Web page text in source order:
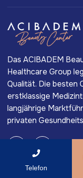
Das ACIBADEM
Healthcare Group
Qualität. Die besten
erstklassige
langjährige
privaten
Behandlungen
Telefon